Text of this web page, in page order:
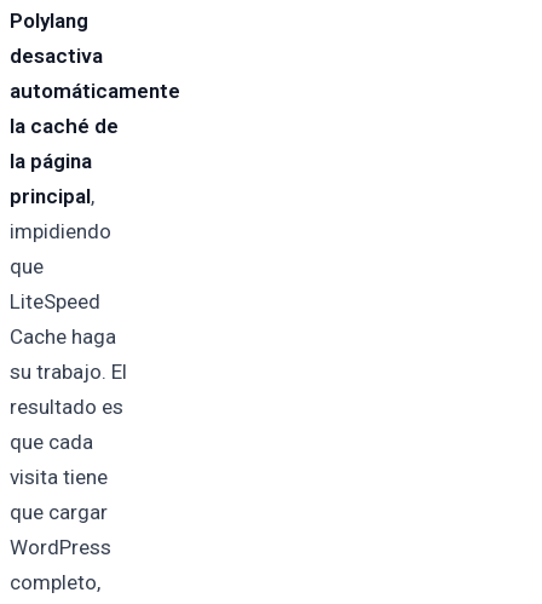
Polylang
desactiva
automáticamente
la caché de
la página
principal,
impidiendo
que
LiteSpeed
Cache haga
su trabajo. El
resultado es
que cada
visita tiene
que cargar
WordPress
completo,